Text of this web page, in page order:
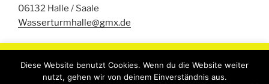
06132 Halle / Saale
Wasserturmhalle@gmx.de
fortlaufend verbessern zu können, verwenden wir Cookies.
Diese Website benutzt Cookies. Wenn du die Website weiter
nutzt, gehen wir von deinem Einverständnis aus.